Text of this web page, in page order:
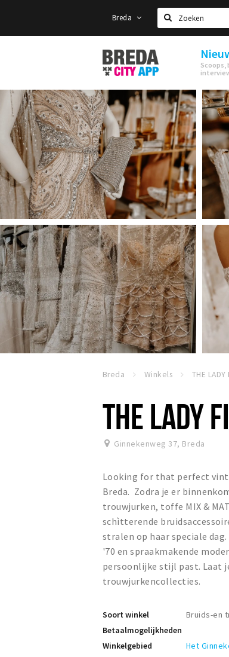
Breda
Zoeken
Stappen
&
Shoppen
Breda
Scoops,
Breda Winkels THE LADY
THE LADY
Ginnekenweg 37, Breda
Looking for that perfect
Breda. Zodra je er
trouwjurken, toffe MIX &
schìtterende
stralen op haar speciale
'70 en spraakmakende
persoonlijke stijl past. Laat
trouwjurkencollecties.
Soort winkel
Bruids-en
Betaalmogelijkheden
Winkelgebied
Het